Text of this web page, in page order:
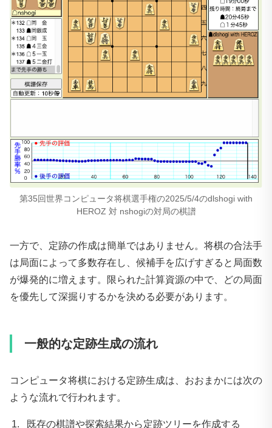
第35回世界コンピュータ将棋選手権の2025/5/4のdlshogi with
HEROZ 対 nshogiの対局の棋譜
一方で、定跡の作成は簡単ではありません。将棋の合法手
は局面によって多数存在し、候補手を広げすぎると局面数
が爆発的に増えます。限られた計算資源の中で、どの局面
を優先して深掘りするかを決める必要があります。
一般的な定跡生成の流れ
コンピュータ将棋における定跡生成は、おおまかには次の
ような流れで行われます。
既存の棋譜や探索結果から定跡ツリーを作成する